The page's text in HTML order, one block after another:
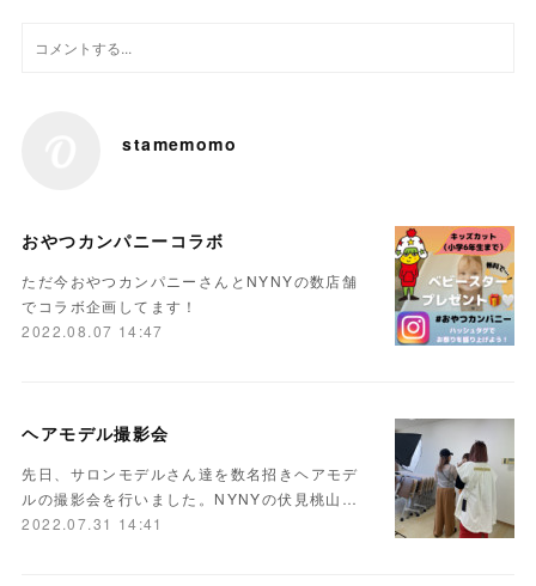
stamemomo
おやつカンパニーコラボ
ただ今おやつカンパニーさんとNYNYの数店舗
でコラボ企画してます！
2022.08.07 14:47
ヘアモデル撮影会
先日、サロンモデルさん達を数名招きヘアモデ
ルの撮影会を行いました。NYNYの伏見桃山…
2022.07.31 14:41